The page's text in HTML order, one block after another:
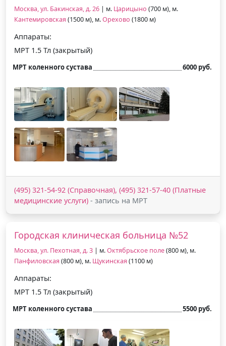
Москва, ул. Бакинская, д. 26 | м. Царицыно (700 м), м.
Кантемировская (1500 м), м.Орехово (1800 м)
Аппараты:
МРТ 1.5 Тл (закрытый)
МРТ коленного сустава 6000 руб.
(495) 321-54-92 (Справочная), (495) 321-57-40 (Платные
медицинские услуги) - запись на МРТ
Городская клиническая больница №52
Москва, ул. Пехотная, д. 3 | м.Октябрьское поле(800 м), м.
Панфиловская (800 м), м. Щукинская (1100 м)
Аппараты:
МРТ 1.5 Тл (закрытый)
МРТ коленного сустава 5500 руб.